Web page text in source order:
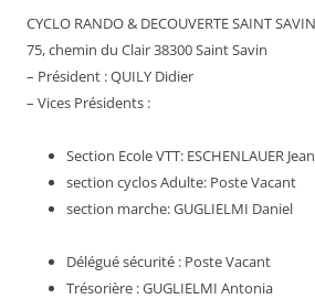
CYCLO RANDO & DECOUVERTE SAINT
75, chemin du Clair 38300 Saint Savin
– Président : QUILY Didier
– Vices Présidents :
Section Ecole VTT: ESCHENLAUER
section cyclos Adulte: Poste Vacant
section marche: GUGLIELMI Daniel
Délégué sécurité : Poste Vacant
Trésorière : GUGLIELMI Antonia